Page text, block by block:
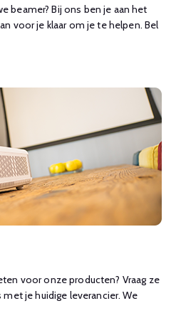
beamer? Bij ons ben je aan het
voor je klaar om je te helpen. Bel
voor onze producten? Vraag ze
je huidige leverancier. We